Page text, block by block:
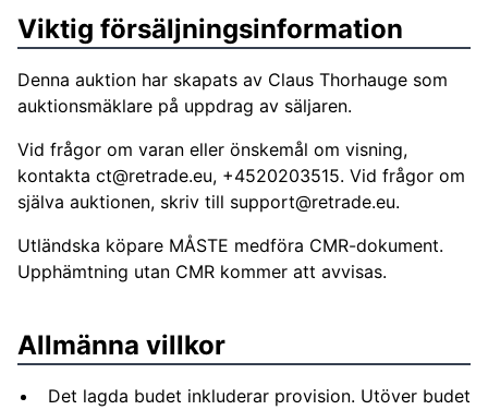
Viktig försäljningsinformation
Denna auktion har skapats av Claus Thorhauge som
auktionsmäklare på uppdrag av säljaren.
Vid frågor om varan eller önskemål om visning,
kontakta ct@retrade.eu, +4520203515. Vid frågor om
själva auktionen, skriv till support@retrade.eu.
Utländska köpare MÅSTE medföra CMR-dokument.
Upphämtning utan CMR kommer att avvisas.
Allmänna villkor
Det lagda budet inkluderar provision. Utöver budet